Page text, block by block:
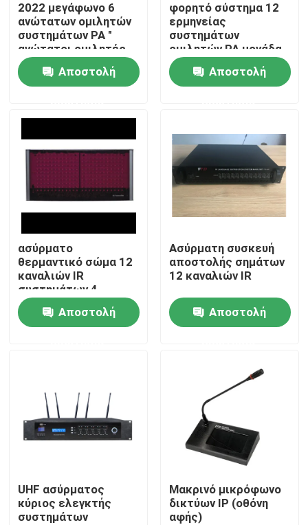
Προϊόντα
Βίντεο
Περίπου εμείς
Γύρος εργοστασίων
Ειδήσεις
Ενισχυτής συστημάτων PA
2022 μεγάφωνο 6
ανώτατων ομιλητών
συστημάτων PA "
ανώτατοι ομιλητές
1.5W-3W-6W
Αποστολή
φορητό σύστημα 12
ερμηνείας
συστημάτων
ομιλητών PA μονάδα
διερμηνέων καναλιών
Αποστολή
ασύρματο
θερμαντικό σώμα 12
καναλιών IR
συστημάτων 4
ομιλητών PA
Αποστολή
Ασύρματη συσκευή
αποστολής σημάτων
12 καναλιών IR
Αποστολή
UHF ασύρματος
κύριος ελεγκτής
συστημάτων
Μακρινό μικρόφωνο
δικτύων IP (οθόνη
αφής)